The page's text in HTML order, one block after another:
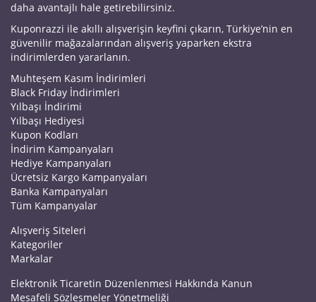
daha avantajlı hale getirebilirsiniz.
Kuponrazzi ile akıllı alışverişin keyfini çıkarın, Türkiye’nin en
güvenilir mağazalarından alışveriş yaparken ekstra
indirimlerden yararlanın.
Muhteşem Kasım İndirimleri
Black Friday İndirimleri
Yılbaşı İndirimi
Yılbaşı Hediyesi
Kupon Kodları
İndirim Kampanyaları
Hediye Kampanyaları
Ücretsiz Kargo Kampanyaları
Banka Kampanyaları
Tüm Kampanyalar
Alışveriş Siteleri
Kategoriler
Markalar
Elektronik Ticaretin Düzenlenmesi Hakkında Kanun
Mesafeli Sözleşmeler Yönetmeliği